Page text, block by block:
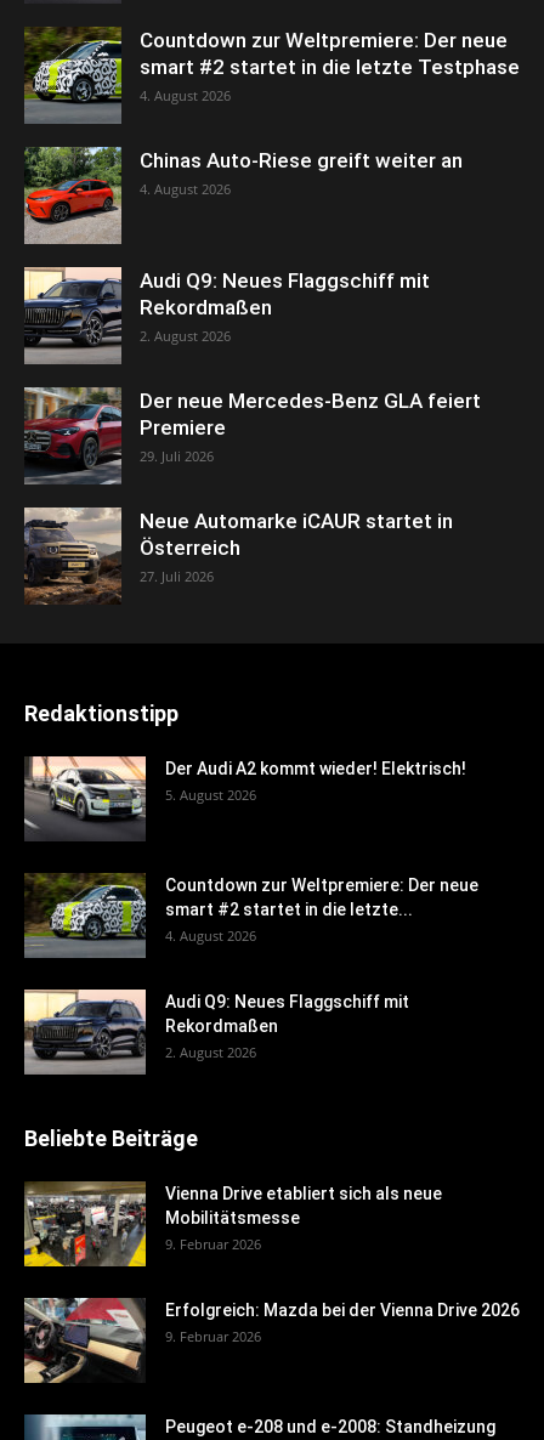
Countdown zur Weltpremiere: Der neue
smart #2 startet in die letzte Testphase
4. August 2026
Chinas Auto-Riese greift weiter an
4. August 2026
Audi Q9: Neues Flaggschiff mit
Rekordmaßen
2. August 2026
Der neue Mercedes-Benz GLA feiert
Premiere
29. Juli 2026
Neue Automarke iCAUR startet in
Österreich
27. Juli 2026
Redaktionstipp
Der Audi A2 kommt wieder! Elektrisch!
5. August 2026
Countdown zur Weltpremiere: Der neue
smart #2 startet in die letzte...
4. August 2026
Audi Q9: Neues Flaggschiff mit
Rekordmaßen
2. August 2026
Beliebte Beiträge
Vienna Drive etabliert sich als neue
Mobilitätsmesse
9. Februar 2026
Erfolgreich: Mazda bei der Vienna Drive 2026
9. Februar 2026
Peugeot e-208 und e-2008: Standheizung